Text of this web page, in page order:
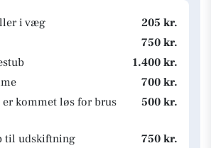
i væg
205 kr.
750 kr.
1.400 kr.
700 kr.
er kommet løs for brus
500 kr.
til udskiftning
750 kr.